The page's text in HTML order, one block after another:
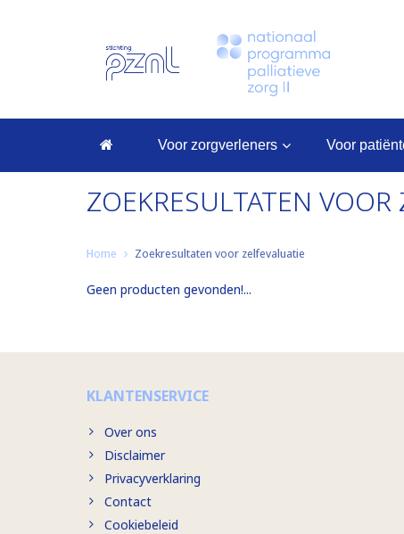
voor zorgverleners voor
ZOEKRESULTATEN VOOR
Home Zoekresultaten voor zelfevaluatie
Geen producten gevonden!...
KLANTENSERVICE
Over ons
Disclaimer
Privacyverklaring
Contact
Cookiebeleid